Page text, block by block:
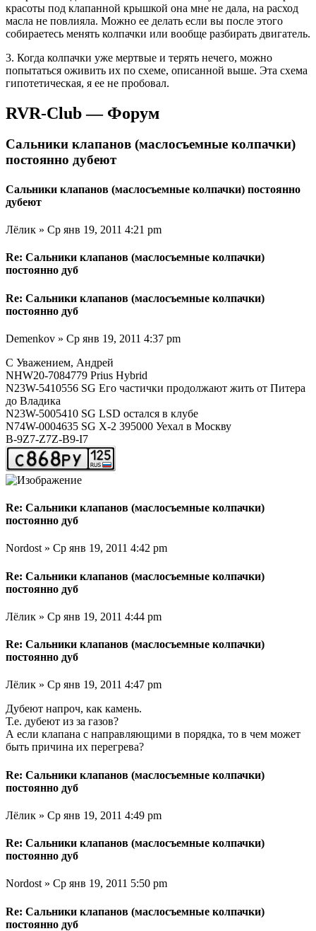
красоты под клапанной крышкой она мне не дала, на расход
масла не повлияла. Можно ее делать если вы после этого
собираетесь менять колпачки или вообще разбирать двигатель.
3. Когда колпачки уже мертвые и терять нечего, можно
попытаться оживить их по схеме, описанной выше. Эта схема
гипотетическая, я ее не пробовал.
RVR-Club — Форум
Сальники клапанов (маслосъемные колпачки)
постоянно дубеют
Сальники клапанов (маслосъемные колпачки) постоянно
дубеют
Лёлик » Ср янв 19, 2011 4:21 pm
Re: Сальники клапанов (маслосъемные колпачки)
постоянно дуб
Re: Сальники клапанов (маслосъемные колпачки)
постоянно дуб
Demenkov » Ср янв 19, 2011 4:37 pm
С Уважением, Андрей
NHW20-7084779 Prius Hybrid
N23W-5410556 SG Его частички продолжают жить от Питера
до Владика
N23W-5005410 SG LSD остался в клубе
N74W-0004635 SG X-2 395000 Уехал в Москву
В-9Z7-Z7Z-B9-I7
Re: Сальники клапанов (маслосъемные колпачки)
постоянно дуб
Nordost » Ср янв 19, 2011 4:42 pm
Re: Сальники клапанов (маслосъемные колпачки)
постоянно дуб
Лёлик » Ср янв 19, 2011 4:44 pm
Re: Сальники клапанов (маслосъемные колпачки)
постоянно дуб
Лёлик » Ср янв 19, 2011 4:47 pm
Дубеют напроч, как камень.
Т.е. дубеют из за газов?
А если клапана с направляющими в порядка, то в чем может
быть причина их перегрева?
Re: Сальники клапанов (маслосъемные колпачки)
постоянно дуб
Лёлик » Ср янв 19, 2011 4:49 pm
Re: Сальники клапанов (маслосъемные колпачки)
постоянно дуб
Nordost » Ср янв 19, 2011 5:50 pm
Re: Сальники клапанов (маслосъемные колпачки)
постоянно дуб